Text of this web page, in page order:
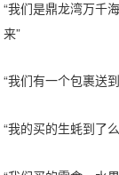
“我们是鼎龙湾万千
来”
“我们有一个包裹送
“我的买的生蚝到了